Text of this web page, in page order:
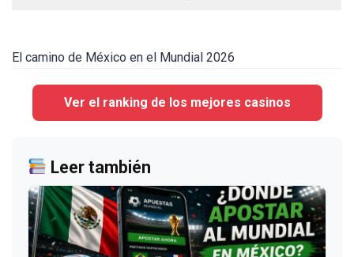
El camino de México en el Mundial 2026
Ver el ranking de los mejores casinos
Leer también